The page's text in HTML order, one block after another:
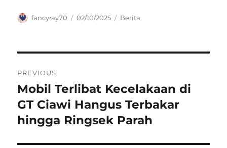
Author
fancyray70
Posted
02/10/2025 Categories
Berita
pos
PREVIOUS
Previous
post:
Mobil Terlibat Kecelakaan di
GT Ciawi Hangus Terbakar
hingga Ringsek Parah